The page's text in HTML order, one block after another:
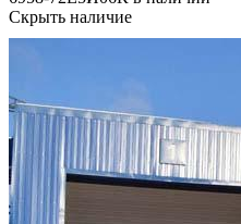
Скрыть наличие